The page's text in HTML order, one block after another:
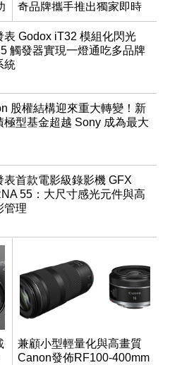
奇品牌攜手推出獨家即時
成像相機
表 Godox iT32 模組化閃光
觸發器實現一燈通吃多品牌
統
股權結構迎來重大轉變！新
極型基金超越 Sony 成為最大
表首款電影級錄影機 GFX
55：大尺寸感光元件與高
管理
兼顧小型輕量化與高畫質
Canon發佈RF100-400mm